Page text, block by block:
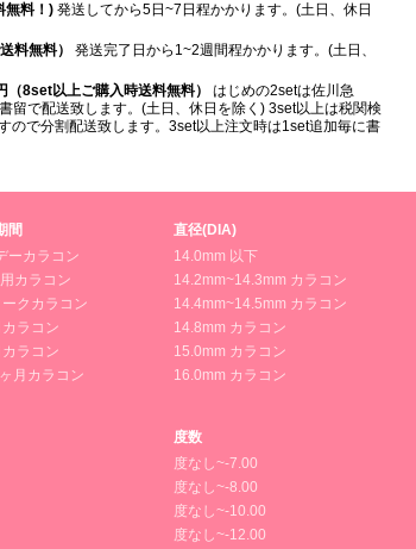
無料！) 発送してから5日~7日程かかります。(土日、休日
料無料）
発送完了日から1~2週間程かかります。(土日、
8set以上ご購入時送料無料）
はじめの2setは佐川急
留で配送致します。(土日、休日を除く) 3set以上は税関検
ので分割配送致します。3set以上注文時は1set追加毎に書
間
ーカラコン
カラコン
クカラコン
ラコン
ラコン
月カラコン
直径(DIA)
14.0mm 以下
14.2mm~14.3mm カラコン
14.4mm~14.5mm カラコン
14.8mm カラコン
15.0mm カラコン
16.0mm カラコン
度数
度なし~-7.00
度なし~-8.00
度なし~-10.00
度なし~-12.00